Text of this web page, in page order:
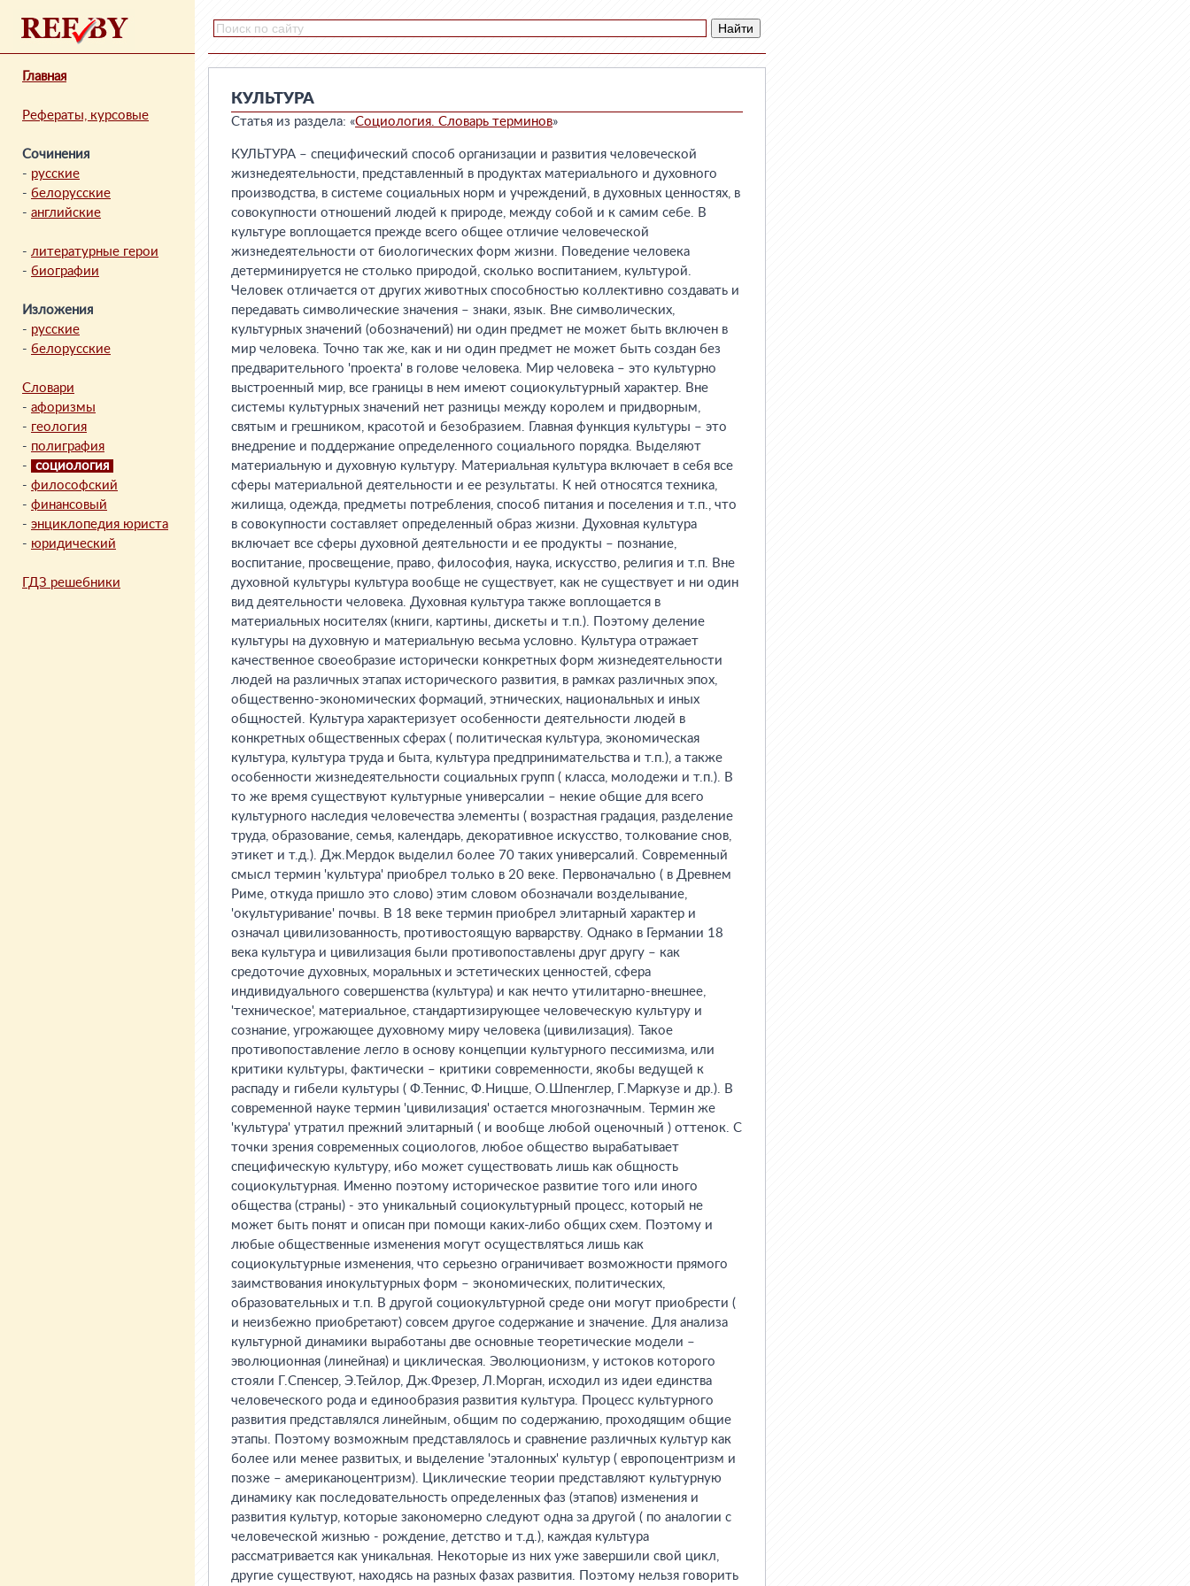
Главная
Рефераты, курсовые
Сочинения
- русские
- белорусские
- английские
- литературные герои
- биографии
Изложения
- русские
- белорусские
Словари
- афоризмы
- геология
- полиграфия
-
социология
- философский
- финансовый
- энциклопедия юриста
- юридический
ГДЗ решебники
КУЛЬТУРА
Статья из раздела: «Социология. Словарь терминов»
КУЛЬТУРА – специфический способ организации и развития человеческой
жизнедеятельности, представленный в продуктах материального и духовного
производства, в системе социальных норм и учреждений, в духовных ценностях, в
совокупности отношений людей к природе, между собой и к самим себе. В
культуре воплощается прежде всего общее отличие человеческой
жизнедеятельности от биологических форм жизни. Поведение человека
детерминируется не столько природой, сколько воспитанием, культурой.
Человек отличается от других животных способностью коллективно создавать и
передавать символические значения – знаки, язык. Вне символических,
культурных значений (обозначений) ни один предмет не может быть включен в
мир человека. Точно так же, как и ни один предмет не может быть создан без
предварительного 'проекта' в голове человека. Мир человека – это культурно
выстроенный мир, все границы в нем имеют социокультурный характер. Вне
системы культурных значений нет разницы между королем и придворным,
святым и грешником, красотой и безобразием. Главная функция культуры – это
внедрение и поддержание определенного социального порядка. Выделяют
материальную и духовную культуру. Материальная культура включает в себя все
сферы материальной деятельности и ее результаты. К ней относятся техника,
жилища, одежда, предметы потребления, способ питания и поселения и т.п., что
в совокупности составляет определенный образ жизни. Духовная культура
включает все сферы духовной деятельности и ее продукты – познание,
воспитание, просвещение, право, философия, наука, искусство, религия и т.п. Вне
духовной культуры культура вообще не существует, как не существует и ни один
вид деятельности человека. Духовная культура также воплощается в
материальных носителях (книги, картины, дискеты и т.п.). Поэтому деление
культуры на духовную и материальную весьма условно. Культура отражает
качественное своеобразие исторически конкретных форм жизнедеятельности
людей на различных этапах исторического развития, в рамках различных эпох,
общественно-экономических формаций, этнических, национальных и иных
общностей. Культура характеризует особенности деятельности людей в
конкретных общественных сферах ( политическая культура, экономическая
культура, культура труда и быта, культура предпринимательства и т.п.), а также
особенности жизнедеятельности социальных групп ( класса, молодежи и т.п.). В
то же время существуют культурные универсалии – некие общие для всего
культурного наследия человечества элементы ( возрастная градация, разделение
труда, образование, семья, календарь, декоративное искусство, толкование снов,
этикет и т.д.). Дж.Мердок выделил более 70 таких универсалий. Современный
смысл термин 'культура' приобрел только в 20 веке. Первоначально ( в Древнем
Риме, откуда пришло это слово) этим словом обозначали возделывание,
'окультуривание' почвы. В 18 веке термин приобрел элитарный характер и
означал цивилизованность, противостоящую варварству. Однако в Германии 18
века культура и цивилизация были противопоставлены друг другу – как
средоточие духовных, моральных и эстетических ценностей, сфера
индивидуального совершенства (культура) и как нечто утилитарно-внешнее,
'техническое', материальное, стандартизирующее человеческую культуру и
сознание, угрожающее духовному миру человека (цивилизация). Такое
противопоставление легло в основу концепции культурного пессимизма, или
критики культуры, фактически – критики современности, якобы ведущей к
распаду и гибели культуры ( Ф.Теннис, Ф.Ницше, О.Шпенглер, Г.Маркузе и др.). В
современной науке термин 'цивилизация' остается многозначным. Термин же
'культура' утратил прежний элитарный ( и вообще любой оценочный ) оттенок. С
точки зрения современных социологов, любое общество вырабатывает
специфическую культуру, ибо может существовать лишь как общность
социокультурная. Именно поэтому историческое развитие того или иного
общества (страны) - это уникальный социокультурный процесс, который не
может быть понят и описан при помощи каких-либо общих схем. Поэтому и
любые общественные изменения могут осуществляться лишь как
социокультурные изменения, что серьезно ограничивает возможности прямого
заимствования инокультурных форм – экономических, политических,
образовательных и т.п. В другой социокультурной среде они могут приобрести (
и неизбежно приобретают) совсем другое содержание и значение. Для анализа
культурной динамики выработаны две основные теоретические модели –
эволюционная (линейная) и циклическая. Эволюционизм, у истоков которого
стояли Г.Спенсер, Э.Тейлор, Дж.Фрезер, Л.Морган, исходил из идеи единства
человеческого рода и единообразия развития культура. Процесс культурного
развития представлялся линейным, общим по содержанию, проходящим общие
этапы. Поэтому возможным представлялось и сравнение различных культур как
более или менее развитых, и выделение 'эталонных' культур ( европоцентризм и
позже – американоцентризм). Циклические теории представляют культурную
динамику как последовательность определенных фаз (этапов) изменения и
развития культур, которые закономерно следуют одна за другой ( по аналогии с
человеческой жизнью - рождение, детство и т.д.), каждая культура
рассматривается как уникальная. Некоторые из них уже завершили свой цикл,
другие существуют, находясь на разных фазах развития. Поэтому нельзя говорить